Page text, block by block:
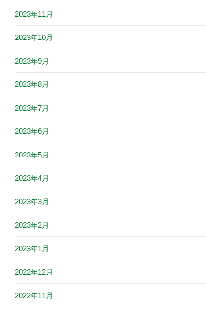
2023年11月
2023年10月
2023年9月
2023年8月
2023年7月
2023年6月
2023年5月
2023年4月
2023年3月
2023年2月
2023年1月
2022年12月
2022年11月